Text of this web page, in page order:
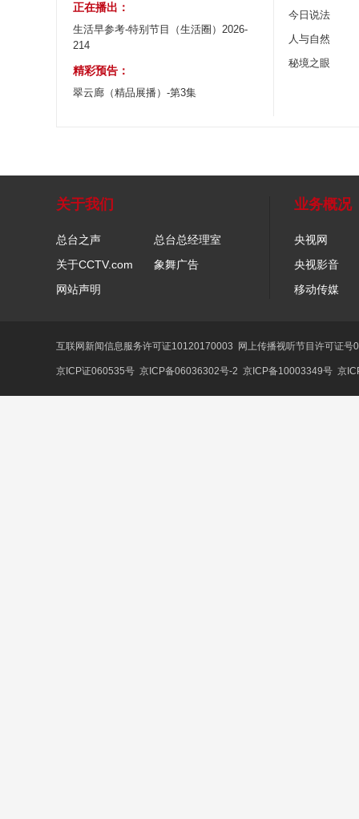
正在播出：
生活早参考-特别节目（生活圈）2026-
214
精彩预告：
翠云廊（精品展播）-第3集
今日说法
人与自然
秘境之眼
关于我们
总台之声
总台总经理室
关于CCTV.com
象舞广告
网站声明
业务概况
央视网
央视影音
移动传媒
互联网新闻信息服务许可证10120170003 网上传播视听节目许可证
京ICP证060535号 京ICP备06036302号-2 京ICP备10003349号 京